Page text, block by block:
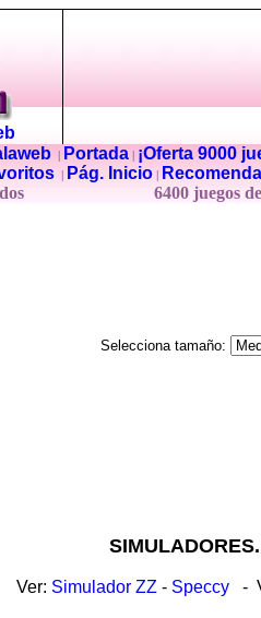
| Portada|
¡Oferta 9000
Pág. Inicio
6400 juegos
Selecciona tamaño:
Ver: Simulador ZZ - Speccy -